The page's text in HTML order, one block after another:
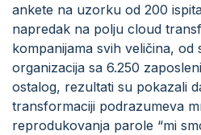
ankete na uzorku od 200
napredak na polju cloud
kompanijama svih veličina, od
organizacija sa 6.250
ostalog, rezultati su pokazali
transformaciji podrazumeva
reprodukovanja parole “mi